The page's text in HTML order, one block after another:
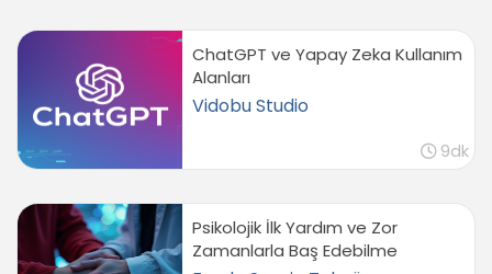
ChatGPT ve Yapay Zeka Kullanım
Alanları
Vidobu Studio
9dk
Psikolojik İlk Yardım ve Zor
Zamanlarla Baş Edebilme